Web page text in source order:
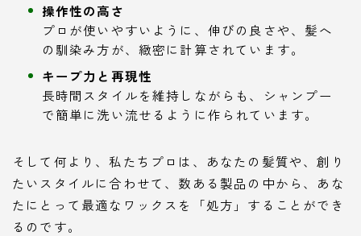
操作性の高さ
プロが使いやすいように、伸びの良さや、髪へ
の馴染み方が、緻密に計算されています。
キープ力と再現性
長時間スタイルを維持しながらも、シャンプー
で簡単に洗い流せるように作られています。
そして何より、私たちプロは、あなたの髪質や、創り
たいスタイルに合わせて、数ある製品の中から、あな
たにとって最適なワックスを「処方」することができ
るのです。